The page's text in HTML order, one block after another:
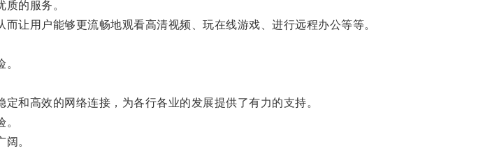
的服务。
用户能够更流畅地观看高清视频、玩在线游戏、进行远程办公等等。
高效的网络连接，为各行各业的发展提供了有力的支持。
。